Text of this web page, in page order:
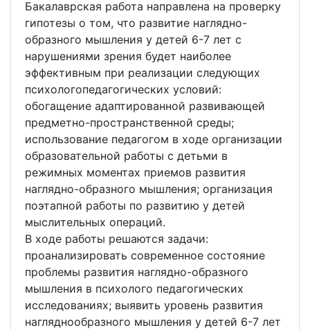
Бакалаврская работа направлена на проверку
гипотезы о том, что развитие наглядно-
образного мышления у детей 6-7 лет с
нарушениями зрения будет наиболее
эффективным при реализации следующих
психологопедагогических условий:
обогащение адаптированной развивающей
предметно-пространственной среды;
использование педагогом в ходе организации
образовательной работы с детьми в
режимных моментах приемов развития
наглядно-образного мышления; организация
поэтапной работы по развитию у детей
мыслительных операций.
В ходе работы решаются задачи:
проанализировать современное состояние
проблемы развития наглядно-образного
мышления в психолого педагогических
исследованиях; выявить уровень развития
нагляднообразного мышления у детей 6-7 лет